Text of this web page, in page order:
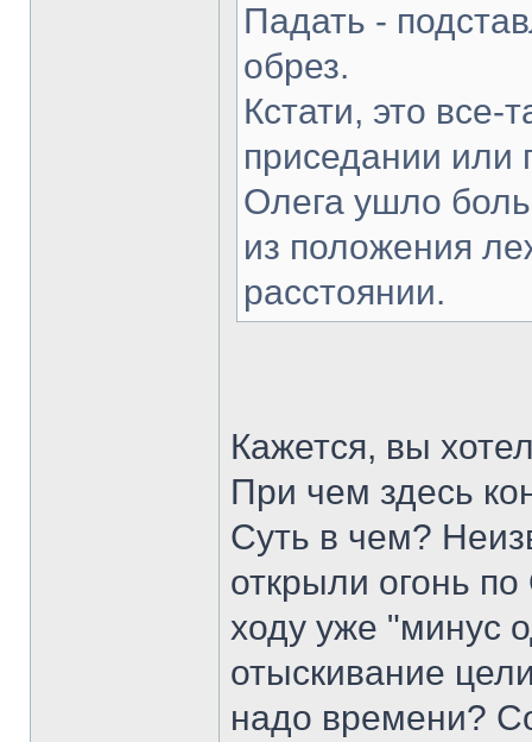
Падать -
обрез.
Кстати, это все-
приседании или
Олега ушло
из положения
расстоянии.
Кажется, вы
При чем здесь
Суть в чем?
открыли огонь
ходу уже "минус
отыскивание
надо времени?